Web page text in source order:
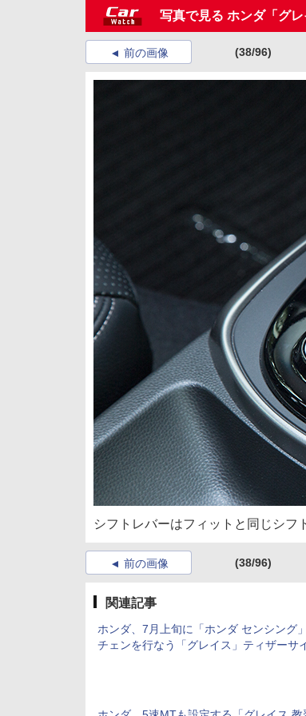
写真で見る ホンダ「グレ
前の画像 (38/96)
シフトレバーはフィットと同じシフ
前の画像 (38/96)
関連記事
ホンダ、7月上旬に「ホンダ センシング
チェンを行なう「グレイス」ティザーサ